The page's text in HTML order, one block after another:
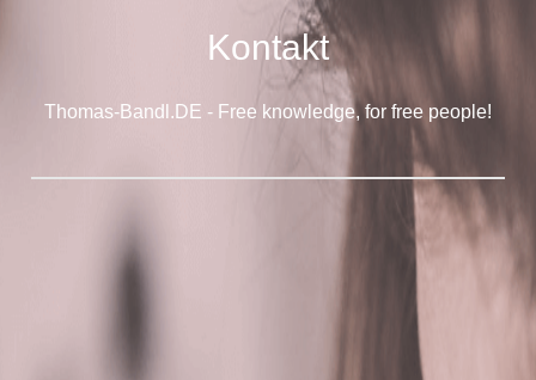
Kontakt
Thomas-Bandl.DE - Free knowledge, for free people!